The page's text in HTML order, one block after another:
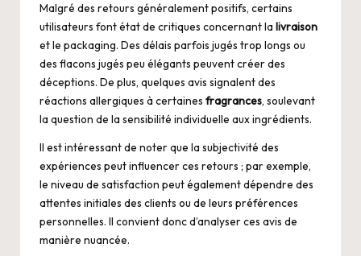
Malgré des retours généralement positifs, certains
utilisateurs font état de critiques concernant la livraison
et le packaging. Des délais parfois jugés trop longs ou
des flacons jugés peu élégants peuvent créer des
déceptions. De plus, quelques avis signalent des
réactions allergiques à certaines fragrances, soulevant
la question de la sensibilité individuelle aux ingrédients.
Il est intéressant de noter que la subjectivité des
expériences peut influencer ces retours ; par exemple,
le niveau de satisfaction peut également dépendre des
attentes initiales des clients ou de leurs préférences
personnelles. Il convient donc d’analyser ces avis de
manière nuancée.